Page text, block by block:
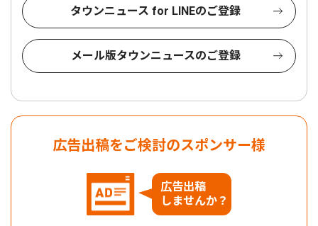
タウンニュース for LINEのご登録
メール版タウンニュースのご登録
広告出稿をご検討のスポンサー様
広告出稿
しませんか？